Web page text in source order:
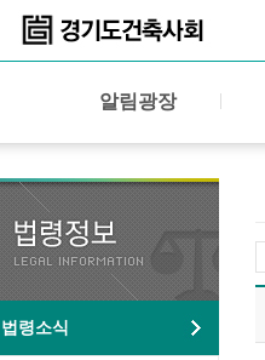
알림광장
법령소식